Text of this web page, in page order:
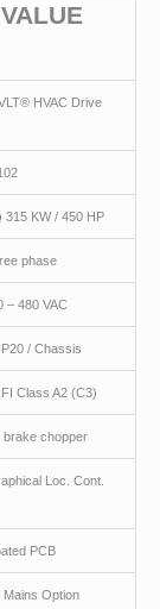
VALUE
HVAC Drive
315 KW / 450 HP
phase
– 480 VAC
/ Chassis
Class A2 (C3)
brake chopper
Loc. Cont.
PCB
Mains Option